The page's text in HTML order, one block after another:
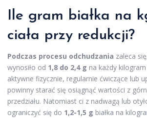
Ile gram białka na
ciała przy redukcji?
Podczas procesu odchudzania zaleca
wynosiło od 1,8 do 2,4 g na każdy
aktywne fizycznie, regularnie ćwiczące lub
powinny starać się osiągnąć wartości z
przedziału. Natomiast ci z nadwagą lub
ograniczyć się do 1,2-1,5 g białka na